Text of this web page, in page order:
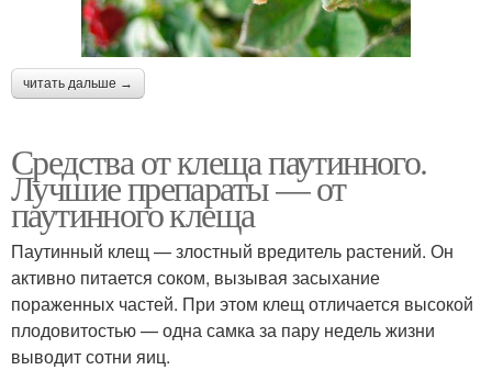
читать дальше →
Средства от клеща паутинного.
Лучшие препараты — от
паутинного клеща
Паутинный клещ — злостный вредитель растений. Он
активно питается соком, вызывая засыхание
пораженных частей. При этом клещ отличается высокой
плодовитостью — одна самка за пару недель жизни
выводит сотни яиц.